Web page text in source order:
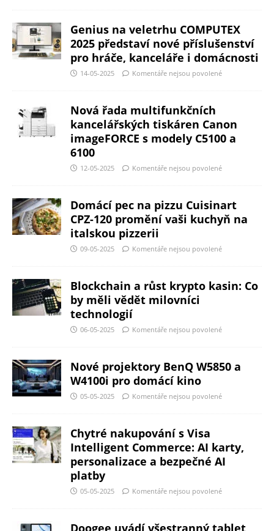
Genius na veletrhu COMPUTEX
2025 představí nové příslušenství
pro hráče, kanceláře i domácnosti
14-05-2025 Komentáře nejsou povolené
Nová řada multifunkčních
kancelářských tiskáren Canon
imageFORCE s modely C5100 a
6100
12-05-2025 Komentáře nejsou povolené
Domácí pec na pizzu Cuisinart
CPZ-120 promění vaši kuchyň na
italskou pizzerii
09-05-2025 Komentáře nejsou povolené
Blockchain a růst krypto kasin: Co
by měli vědět milovníci
technologií
06-05-2025 Komentáře nejsou povolené
Nové projektory BenQ W5850 a
W4100i pro domácí kino
05-05-2025 Komentáře nejsou povolené
Chytré nakupování s Visa
Intelligent Commerce: AI karty,
personalizace a bezpečné AI
platby
05-05-2025 Komentáře nejsou povolené